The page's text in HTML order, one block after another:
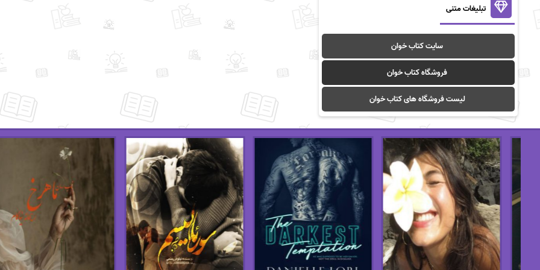
تبلیغات متنی
سایت کتاب خوان
فروشگاه کتاب خوان
لیست فروشگاه های کتاب خوان